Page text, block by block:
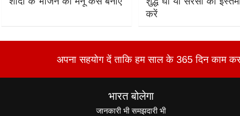
करें
अपना सहयोग दें ताकि हम साल के 365 दिन काम
भारत बोलेगा
जानकारी भी समझदारी भी